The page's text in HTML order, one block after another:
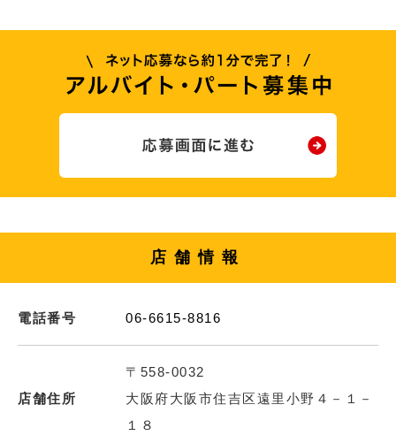
店舗情報
電話番号 06-6615-8816
店舗住所
〒558-0032
大阪府大阪市住吉区遠里小野４－１－
１８